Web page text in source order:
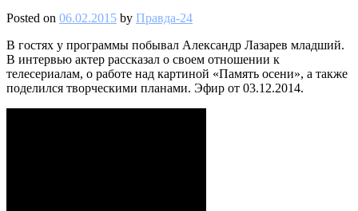
Posted on 06.02.2015 by Правда-24
В гостях у программы побывал Александр Лазарев младший.
В интервью актер рассказал о своем отношении к
телесериалам, о работе над картиной «Память осени», а также
поделился творческими планами. Эфир от 03.12.2014.